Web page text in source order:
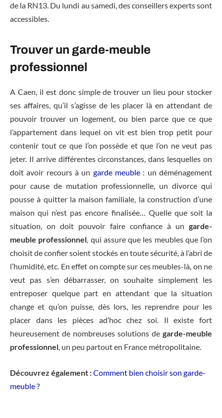
de la RN13. Du lundi au samedi, des conseillers experts sont
accessibles.
Trouver un garde-meuble
professionnel
A Caen, il est donc simple de trouver un lieu pour stocker
ses affaires, qu’il s’agisse de les placer là en attendant de
pouvoir trouver un logement, ou bien parce que ce que
l’appartement dans lequel on vit est bien trop petit pour
contenir tout ce que l’on possède et que l’on ne veut pas
jeter. Il arrive différentes circonstances, dans lesquelles on
doit avoir recours à un garde meuble : un déménagement
pour cause de mutation professionnelle, un divorce qui
pousse à quitter la maison familiale, la construction d’une
maison qui n’est pas encore finalisée… Quelle que soit la
situation, on doit pouvoir faire confiance à un garde-
meuble professionnel, qui assure que les meubles que l’on
choisit de confier soient stockés en toute sécurité, à l’abri de
l’humidité, etc. En effet on compte sur ces meubles-là, on ne
veut pas s’en débarrasser, on souhaite simplement les
entreposer quelque part en attendant que la situation
change et qu’on puisse, dès lors, les reprendre pour les
placer dans les pièces ad’hoc chez soi. Il existe fort
heureusement de nombreuses solutions de garde-meuble
professionnel, un peu partout en France métropolitaine.
Découvrez également :Comment bien choisir son garde-
meuble ?